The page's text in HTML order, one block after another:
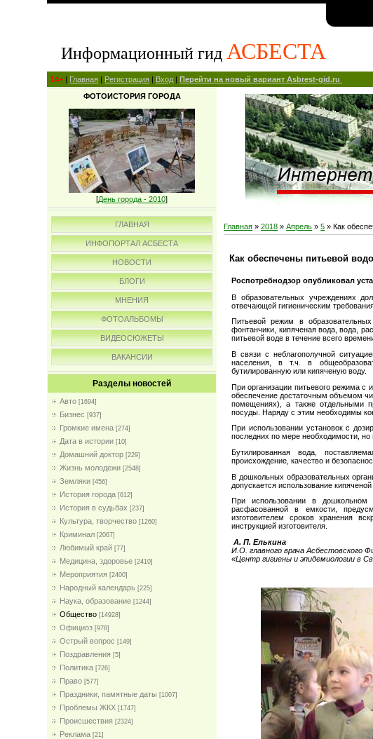
Информационный гид АСБЕСТА
14+ | Главная | Регистрация | Вход |Перейти на новый вариант Asbrest-gid.ru
ФОТОИСТОРИЯ ГОРОДА
[День города - 2010]
ГЛАВНАЯ
ИНФОПОРТАЛ АСБЕСТА
НОВОСТИ
БЛОГИ
МНЕНИЯ
ФОТОАЛЬБОМЫ
ВИДЕОСЮЖЕТЫ
ВАКАНСИИ
Разделы новостей
Авто [1694]
Бизнес [937]
Громкие имена [274]
Дата в истории [10]
Домашний доктор [229]
Жизнь молодежи [2548]
Земляки [456]
История города [612]
История в судьбах [237]
Культура, творчество [1260]
Криминал [2067]
Любимый край [77]
Медицина, здоровье [2410]
Мероприятия [2400]
Народный календарь [225]
Наука, образование [1244]
Общество [14928]
Официоз [978]
Острый вопрос [149]
Поздравления [5]
Политика [726]
Право [577]
Праздники, памятные даты [1007]
Проблемы ЖКХ [1747]
Проиcшествия [2324]
Реклама [21]
Главная »2018 » Апрель » 5 » Как
Как обеспечены питьевой
Роспотребнодзор опубликовал
В образовательных учреждениях
отвечающей гигиеническим
Питьевой режим в
фонтанчики, кипяченая вода, вода,
питьевой воде в течение всего
В связи с неблагополучной
населения, в т.ч. в
бутилированную или кипяченую воду.
При организации питьевого режима с
обеспечение достаточным объемом
помещениях), а также отдельными
посуды. Наряду с этим необходимы
При использовании установок с
последних по мере необходимости, но
Бутилированная вода,
происхождение, качество и
В дошкольных образовательных
допускается использование
При использовании в дошкольном
расфасованной в емкости,
изготовителем сроков хранения
инструкцией изготовителя.
А. П. Елькина
И.О. главного врача Асбестовского
«Центр гигиены и эпидемиологии в